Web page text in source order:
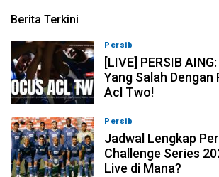
Berita Terkini
Persib
[LIVE] PERSIB
Yang Salah Dengan
Acl Two!
Persib
Jadwal Lengkap
Challenge Series
Live di Mana?